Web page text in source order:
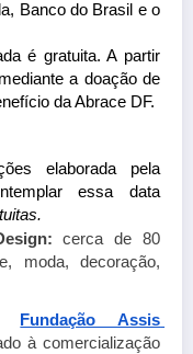
Banco do Brasil e o
é gratuita. A partir
a doação de
da Abrace DF.
elaborada pela
essa data
cerca de 80
moda, decoração,
Fundação Assis
à comercialização